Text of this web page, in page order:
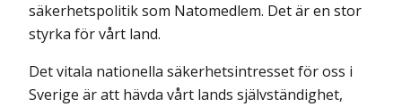
säkerhetspolitik som Natomedlem. Det är en stor
styrka för vårt land.
Det vitala nationella säkerhetsintresset för oss i
Sverige är att hävda vårt lands självständighet,